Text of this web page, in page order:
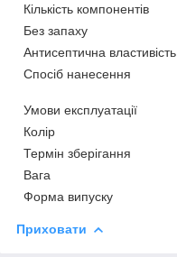
Кількість компонентів
Без запаху
Антисептична властивість
Спосіб нанесення
Умови експлуатації
Колір
Термін зберігання
Вага
Форма випуску
Приховати